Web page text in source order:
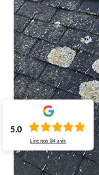
5.0
Lire nos84 avis